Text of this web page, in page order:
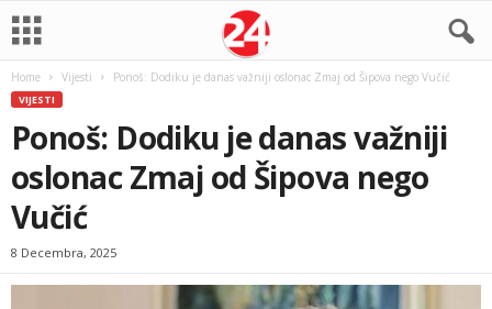
Home Vijesti Ponoš: Dodiku je danas važniji oslonac Zmaj od Šipova nego Vučić
VIJESTI
Ponoš: Dodiku je danas važniji
oslonac Zmaj od Šipova nego
Vučić
8 Decembra, 2025